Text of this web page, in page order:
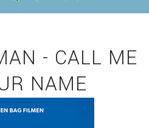
- CALL ME
NAME